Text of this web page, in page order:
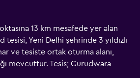
13 km mesafede yer alan
tesisi, Yeni Delhi şehrinde 3 yıldızlı
ve tesiste ortak oturma alanı,
mevcuttur. Tesis; Gurudwara
13 km, Gandhi Smriti noktasına 14